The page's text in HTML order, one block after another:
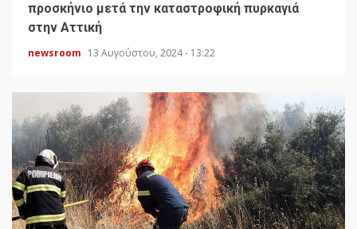
προσκήνιο μετά την καταστροφική πυρκαγιά
στην Αττική
newsroom 13 Αυγούστου, 2024 - 13:22